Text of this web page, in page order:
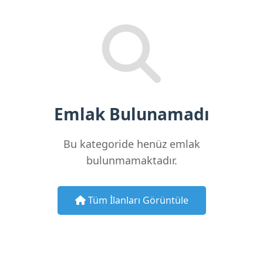
Emlak Bulunamadı
Bu kategoride henüz emlak
bulunmamaktadır.
Tüm İlanları Görüntüle